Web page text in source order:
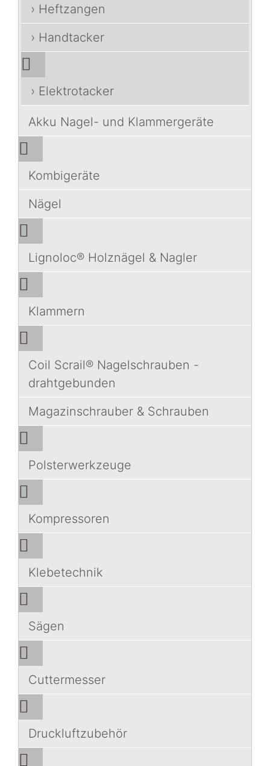
› Heftzangen
› Handtacker
› Elektrotacker
Akku Nagel- und Klammergeräte
Kombigeräte
Nägel
Lignoloc® Holznägel & Nagler
Klammern
Coil Scrail® Nagelschrauben -
drahtgebunden
Magazinschrauber & Schrauben
Polsterwerkzeuge
Kompressoren
Klebetechnik
Sägen
Cuttermesser
Druckluftzubehör